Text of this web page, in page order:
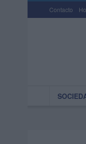
Contacto